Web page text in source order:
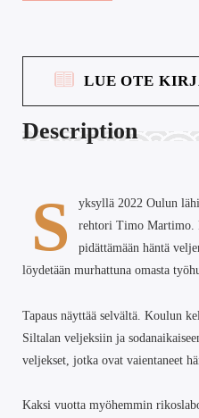
LUE OTE
Description
S
yksyllä 2022 Oulun
rehtori Timo Martimo.
pidättämään häntä
löydetään murhattuna omasta
Tapaus näyttää selvältä. Koulun
Siltalan veljeksiin ja
veljekset, jotka ovat vaientaneet
Kaksi vuotta myöhemmin